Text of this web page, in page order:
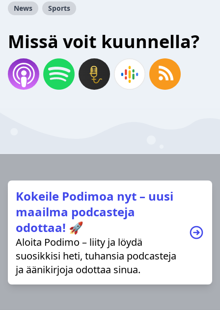
News Sports
Missä voit kuunnella?
Kokeile Podimoa nyt – uusi
maailma podcasteja
odottaa! 🚀
Aloita Podimo – liity ja löydä
suosikkisi heti, tuhansia podcasteja
ja äänikirjoja odottaa sinua.